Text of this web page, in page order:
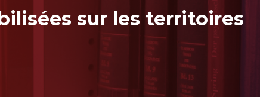
sur les territoires